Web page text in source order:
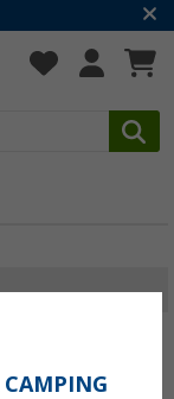
CAMPING